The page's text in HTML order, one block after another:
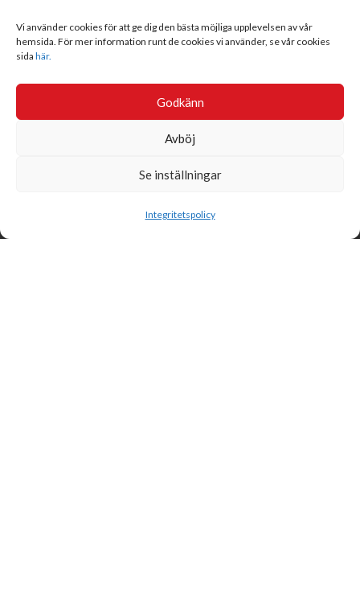
Vi använder cookies för att ge dig den bästa möjliga upplevelsen av vår
hemsida. För mer information runt de cookies vi använder, se vår cookies
sida här.
Godkänn
Avböj
Se inställningar
Integritetspolicy